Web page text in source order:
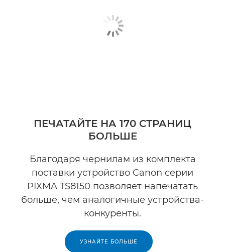
ПЕЧАТАЙТЕ НА 170 СТРАНИЦ
БОЛЬШЕ
Благодаря чернилам из комплекта
поставки устройство Canon серии
PIXMA TS8150 позволяет напечатать
больше, чем аналогичные устройства-
конкуренты.
УЗНАЙТЕ БОЛЬШЕ